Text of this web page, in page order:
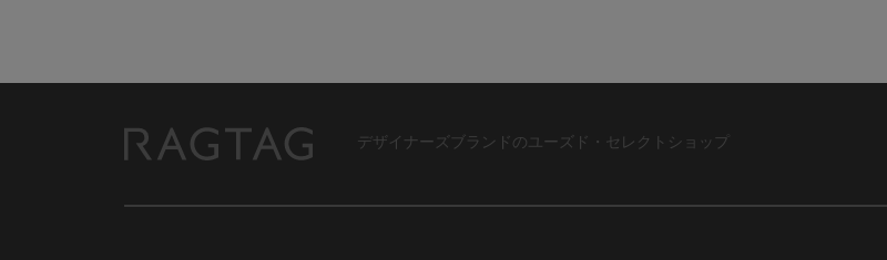
デザイナーズブランドのユーズド・セレクトショップ